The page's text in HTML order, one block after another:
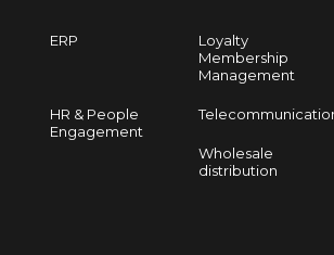
ERP
HR & People
Engagement
Loyalty
Membership
Management
Wholesale
distribution